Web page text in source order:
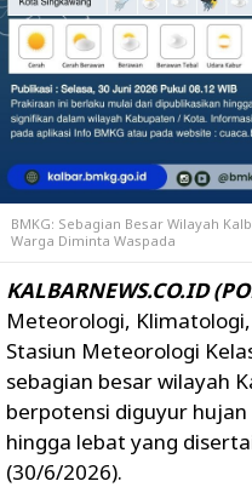
BMKG: Sebagian Besar Wilayah
Warga Diminta Waspada
KALBARNEWS.CO.ID
Meteorologi,
Stasiun Meteorologi
sebagian besar wilayah
berpotensi diguyur
hingga lebat yang
(30/6/2026).